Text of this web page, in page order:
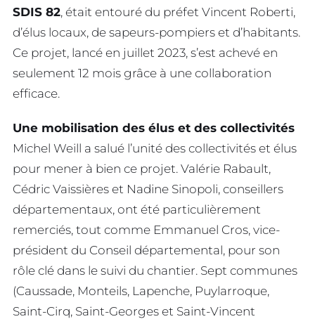
SDIS 82, était entouré du préfet Vincent Roberti,
d’élus locaux, de sapeurs-pompiers et d’habitants.
Ce projet, lancé en juillet 2023, s’est achevé en
seulement 12 mois grâce à une collaboration
efficace.
Une mobilisation des élus et des collectivités
Michel Weill a salué l’unité des collectivités et élus
pour mener à bien ce projet. Valérie Rabault,
Cédric Vaissières et Nadine Sinopoli, conseillers
départementaux, ont été particulièrement
remerciés, tout comme Emmanuel Cros, vice-
président du Conseil départemental, pour son
rôle clé dans le suivi du chantier. Sept communes
(Caussade, Monteils, Lapenche, Puylarroque,
Saint-Cirq, Saint-Georges et Saint-Vincent